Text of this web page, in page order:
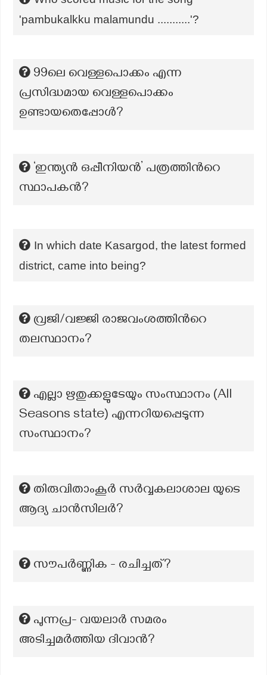
'pambukalkku malamundu ...........'?
99ലെ വെള്ളപൊക്കം എന്ന
പ്രസിദ്ധമായ വെള്ളപൊക്കം
ഉണ്ടായതെപ്പോൾ?
‘ഇന്ത്യൻ ഒപ്പീനിയൻ’ പത്രത്തിന്‍റെ
സ്ഥാപകന്‍?
In which date Kasargod, the latest formed
district, came into being?
വ്രജി/വജ്ജി രാജവംശത്തിന്‍റെ
തലസ്ഥാനം?
എല്ലാ ഋതുക്കളുടേയും സംസ്ഥാനം (All
Seasons state) എന്നറിയപ്പെടുന്ന
സംസ്ഥാനം?
തിരുവിതാംകൂർ സർവ്വകലാശാല യുടെ
ആദ്യ ചാൻസിലർ?
സൗപര്‍ണ്ണിക - രചിച്ചത്?
പുന്നപ്ര- വയലാർ സമരം
അടിച്ചമർത്തിയ ദിവാൻ?